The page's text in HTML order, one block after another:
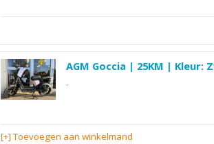
AGM Goccia | 25KM |
.
[+] Toevoegen aan winkelmand